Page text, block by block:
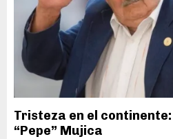
Tristeza en el
“Pepe” Mujica